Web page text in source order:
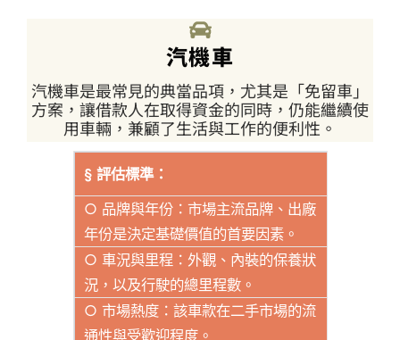
汽機車
汽機車是最常見的典當品項，尤其是「免留車」
方案，讓借款人在取得資金的同時，仍能繼續使
用車輛，兼顧了生活與工作的便利性。
§ 評估標準：
○ 品牌與年份：市場主流品牌、出廠
年份是決定基礎價值的首要因素。
○ 車況與里程：外觀、內裝的保養狀
況，以及行駛的總里程數。
○ 市場熱度：該車款在二手市場的流
通性與受歡迎程度。